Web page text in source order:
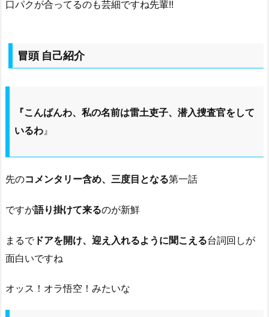
口パクが合ってるのも芸細ですね先輩!!
冒頭 自己紹介
『こんばんわ、私の名前は雷土吏子、潜入捜査官をして
いるわ』
先のコメンタリー含め、三度目となる第一話
ですが語り掛けて来るのが新鮮
まるでドアを開け、迎え入れるように聞こえる台詞回しが
面白いですね
オッス！オラ悟空！みたいな